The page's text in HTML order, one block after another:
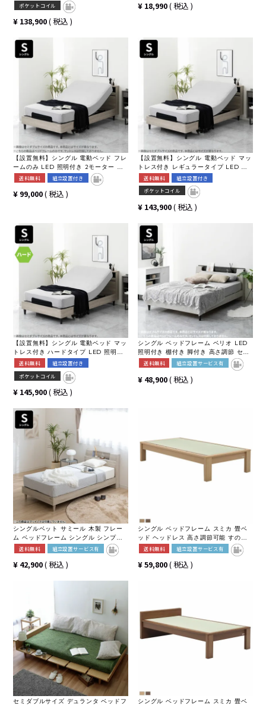
れ モダン グレー ホワイト 白 ルンバブ
ポケットコイル
¥ 138,900 税込
¥ 18,990 税込
【設置無料】シングル 電動ベッド フレ
ームのみ LED 照明付き 2モーター コ
ンセント付き シングルベッド リクライ
ニングベッド おしゃれ モダン グレー
ホワイト 白 ルンバブル
送料無料 組立設置付き
¥ 99,000 税込
【設置無料】シングル 電動ベッド マッ
トレス付き レギュラータイプ LED 照
明付き 2モーター コンセント付き シン
グルベッド リクライニングベッド おし
ゃれ モダン グレー ホワイト 白 ルンバ
送料無料
組立設置付き
ポケットコイル
¥ 143,900 税込
【設置無料】シングル 電動ベッド マッ
トレス付き ハードタイプ LED 照明付
き 2モーター コンセント付き シングル
ベッド リクライニングベッド おしゃれ
モダン グレー ホワイト 白 ルンバブル
送料無料
組立設置付き
ポケットコイル
¥ 145,900 税込
シングル ベッドフレーム ベリオ LED
照明付き 棚付き 脚付き 高さ調節 セラ
ミック調 コンセント付き シングルベッ
ド おしゃれ シンプル モダン グレー 黒
白 ルンバブル
送料無料 組立設置サービス有
¥ 48,900 税込
シングルベット サミール 木製 フレー
ム ベッドフレーム シングル シンプル
寝室 高さ調節 ローベッド ロータイプ
2段棚 立てかけ棚 照明 幅木よけ 2口コ
ンセント付き ルンバブル
送料無料 組立設置サービス有
¥ 42,900 税込
シングル ベッドフレーム スミカ 畳ベ
ッド ヘッドレス 高さ調節可能 すのこ
国産本畳 天然イ草木製 幅木よけ ロー
タイプ可 ナチュラル ブラウン
送料無料 組立設置サービス有
¥59,800 税込
セミダブルサイズ デュランタ ベッドフ
シングル ベッドフレーム スミカ 畳ベ